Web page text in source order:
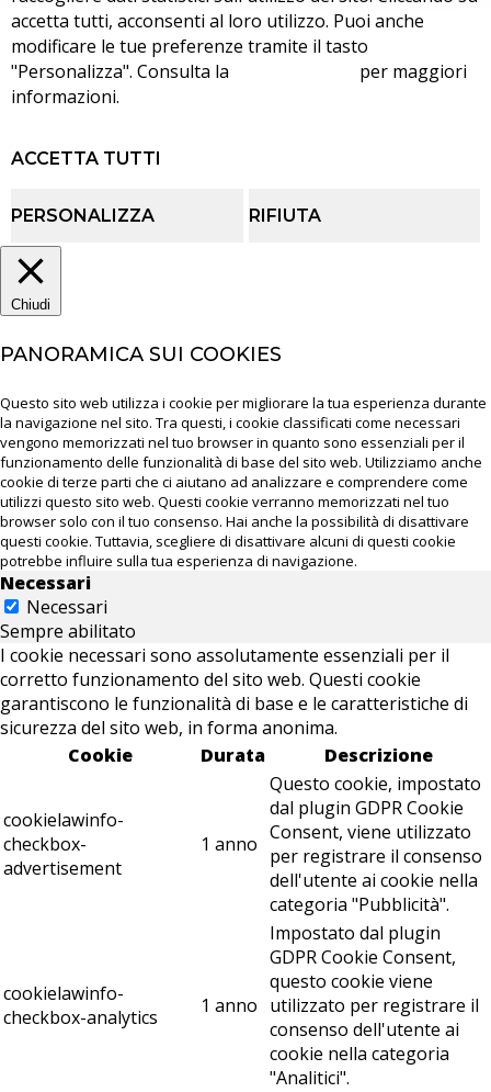
accetta tutti, acconsenti al loro utilizzo. Puoi anche
modificare le tue preferenze tramite il tasto
"Personalizza". Consulta la
per maggiori
informazioni.
ACCETTA TUTTI
PERSONALIZZA RIFIUTA
Chiudi
PANORAMICA SUI COOKIES
Questo sito web utilizza i cookie per migliorare la tua esperienza durante
la navigazione nel sito. Tra questi, i cookie classificati come necessari
vengono memorizzati nel tuo browser in quanto sono essenziali per il
funzionamento delle funzionalità di base del sito web. Utilizziamo anche
cookie di terze parti che ci aiutano ad analizzare e comprendere come
utilizzi questo sito web. Questi cookie verranno memorizzati nel tuo
browser solo con il tuo consenso. Hai anche la possibilità di disattivare
questi cookie. Tuttavia, scegliere di disattivare alcuni di questi cookie
potrebbe influire sulla tua esperienza di navigazione.
Necessari
Necessari
Sempre abilitato
I cookie necessari sono assolutamente essenziali per il
corretto funzionamento del sito web. Questi cookie
garantiscono le funzionalità di base e le caratteristiche di
sicurezza del sito web, in forma anonima.
Cookie
Durata Descrizione
cookielawinfo-
checkbox-
advertisement
1 anno
Questo cookie, impostato
dal plugin GDPR Cookie
Consent, viene utilizzato
per registrare il consenso
dell'utente ai cookie nella
categoria "Pubblicità".
cookielawinfo-
checkbox-analytics
1 anno
Impostato dal plugin
GDPR Cookie Consent,
questo cookie viene
utilizzato per registrare il
consenso dell'utente ai
cookie nella categoria
"Analitici".